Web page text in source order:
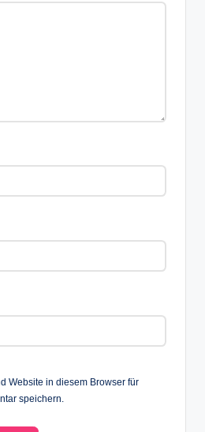
Website in diesem Browser für
speichern.